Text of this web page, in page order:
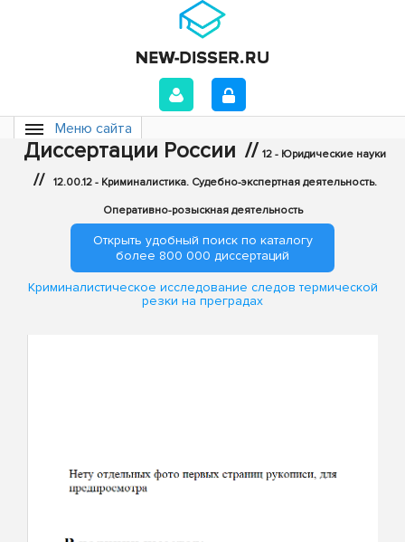
Меню сайта
Диссертации России // 12 - Юридические науки
// 12.00.12 - Криминалистика. Судебно-экспертная деятельность.
Оперативно-розыскная деятельность
Открыть удобный поиск по каталогу
более 800 000 диссертаций
Криминалистическое исследование следов термической
резки на преградах